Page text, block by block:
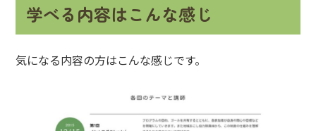
学べる内容はこんな感じ
気になる内容の方はこんな感じです。